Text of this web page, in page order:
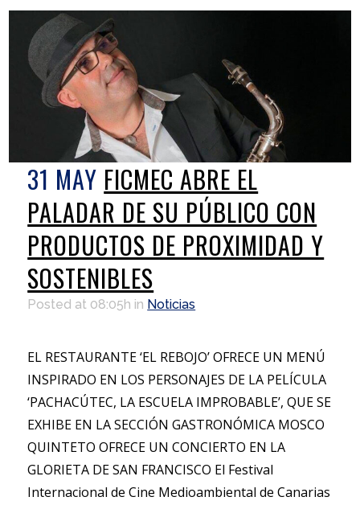
31 MAY FICMEC ABRE EL
PALADAR DE SU PÚBLICO CON
PRODUCTOS DE PROXIMIDAD Y
SOSTENIBLES
Posted at 08:05h in Noticias
EL RESTAURANTE ‘EL REBOJO’ OFRECE UN MENÚ
INSPIRADO EN LOS PERSONAJES DE LA PELÍCULA
‘PACHACÚTEC, LA ESCUELA IMPROBABLE’, QUE SE
EXHIBE EN LA SECCIÓN GASTRONÓMICA MOSCO
QUINTETO OFRECE UN CONCIERTO EN LA
GLORIETA DE SAN FRANCISCO El Festival
Internacional de Cine Medioambiental de Canarias